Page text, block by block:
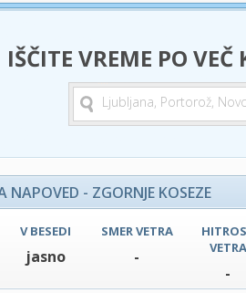
IŠČITE VREME PO
NAPOVED - ZGORNJE KOSEZE
V BESEDI
jasno
SMER VETRA
-
VETRA
-